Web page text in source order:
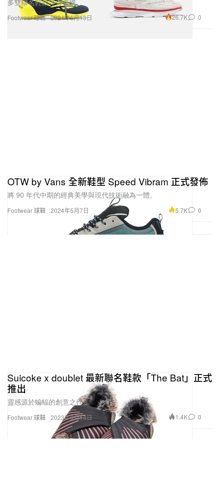
Footwear 球鞋 2024年5月13日 26.7K 0
Footwear 球鞋
OTW by Vans 全新鞋型 Speed Vibram 正式發佈
將 90 年代中期的經典美學與現代技術融為一體。
2024年5月7日 5.7K 0
Footwear 球鞋
Suicoke x doublet 最新聯名鞋款「The Bat」正式
推出
靈感源於蝙蝠的創意之作。
2023年8月14日 1.4K 0